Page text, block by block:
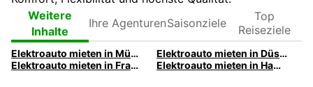
Weitere
Inhalte
Agenturen
Saisonziele
Top
Reiseziele
Elektroauto mieten in München | Europcar
Elektroauto mieten in Düsseldorf | Europcar
Elektroauto mieten in Frankfurt | Europcar
Elektroauto mieten in Hamburg | Europcar